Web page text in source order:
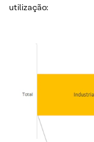
utilização: